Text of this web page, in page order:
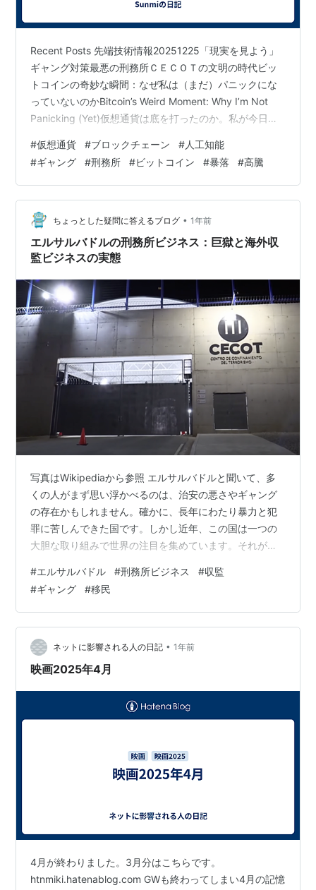
Recent Posts 先端技術情報20251225「現実を見よう」
ギャング対策最悪の刑務所ＣＥＣＯＴの文明の時代ビッ
トコインの奇妙な瞬間：なぜ私は（まだ）パニックにな
っていないのかBitcoin’s Weird Moment: Why I’m Not
Panicking (Yet)仮想通貨は底を打ったのか。私が今日の
I’m Seeing in Today’s Market）（１）なぜビットコイン
は繰り返し暴落しているのか。そして次に8万ドルまで下
がる可能性はあるのか（Why Bitcoin Keeps Cras…
#仮想通貨 #ブロックチェーン #人工知能
#ギャング #刑務所 #ビットコイン #暴落 #高騰
ちょっとした疑問に答えるブログ • 1年前
エルサルバドルの刑務所ビジネス：巨獄と海外収
監ビジネスの実態
写真はWikipediaから参照 エルサルバドルと聞いて、多
くの人がまず思い浮かべるのは、治安の悪さやギャング
の存在かもしれません。確かに、長年にわたり暴力と犯
罪に苦しんできた国です。しかし近年、この国は一つの
大胆な取り組みで世界の注目を集めています。それが
やかに見える一方で、その裏には数多くの問題点が潜ん
でいます。この記事では、その実態と課題を分かりやす
く解説します。 刑務所が国家の「ビジネス」になる仕組
み エルサルバドル政府は、ギャング対策として巨大な刑
務所を建設しました。そこでは数万人もの受刑者が収容
されています。ただ単に閉じ込めるだけで…
#エルサルバドル #刑務所ビジネス #収監
#ギャング #移民
ネットに影響される人の日記 • 1年前
映画2025年4月
4月が終わりました。3月分はこちらです。
htnmiki.hatenablog.com GWも終わってしまい4月の記憶